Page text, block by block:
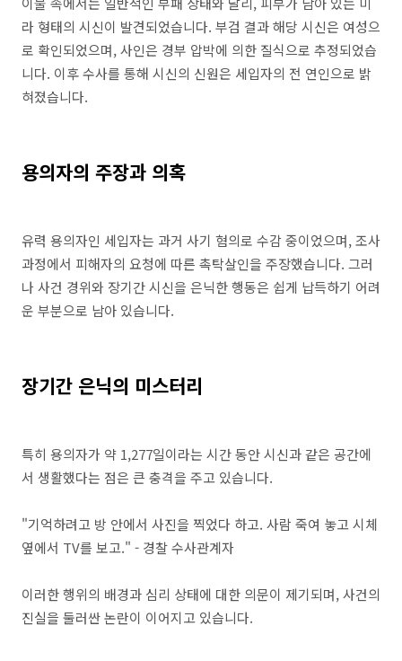
라 형태의 시신이 발견되었습니다. 부검 결과 해당 시신은 여성으
로 확인되었으며, 사인은 경부 압박에 의한 질식으로 추정되었습
니다. 이후 수사를 통해 시신의 신원은 세입자의 전 연인으로 밝
혀졌습니다.
용의자의 주장과 의혹
유력 용의자인 세입자는 과거 사기 혐의로 수감 중이었으며, 조사
과정에서 피해자의 요청에 따른 촉탁살인을 주장했습니다. 그러
나 사건 경위와 장기간 시신을 은닉한 행동은 쉽게 납득하기 어려
운 부분으로 남아 있습니다.
장기간 은닉의 미스터리
특히 용의자가 약 1,277일이라는 시간 동안 시신과 같은 공간에
서 생활했다는 점은 큰 충격을 주고 있습니다.
"기억하려고 방 안에서 사진을 찍었다 하고. 사람 죽여 놓고 시체
옆에서 TV를 보고." - 경찰 수사관계자
이러한 행위의 배경과 심리 상태에 대한 의문이 제기되며, 사건의
진실을 둘러싼 논란이 이어지고 있습니다.